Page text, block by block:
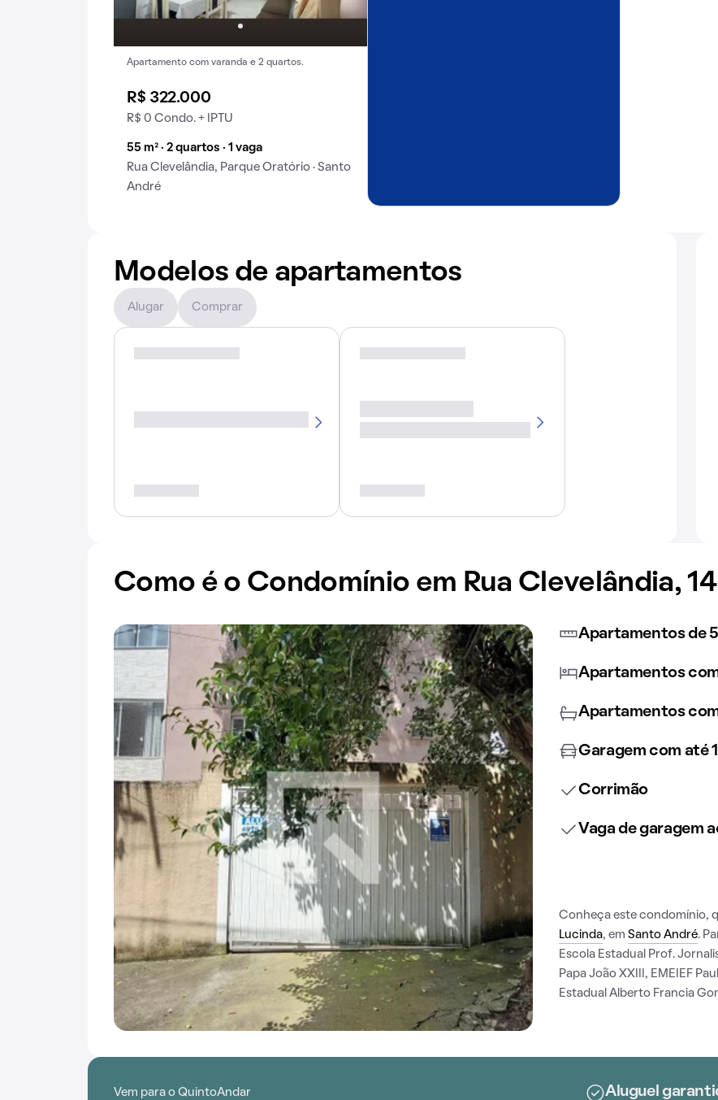
Apartamento com varanda e 2 quartos.
R$ 322.000
R$ 0 Condo. + IPTU
55 m² · 2 quartos · 1 vaga
Rua Clevelândia, Parque Oratório · Santo
André
Modelos de apartamentos
Alugar Comprar
Como é o Condomínio em Rua Clevelândia,
Apartamentos de
Apartamentos
Apartamentos
Garagem com até
Corrimão
Vaga de garagem
Conheça este condomínio,
Lucinda, em Santo André.
Escola Estadual Prof.
Papa João XXIII, EMEIEF
Estadual Alberto Francia
Vem para o QuintoAndar
Aluguel